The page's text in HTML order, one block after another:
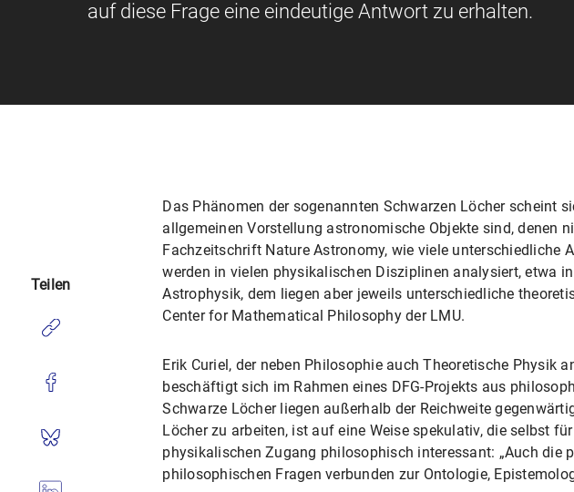
auf diese Frage eine eindeutige Antwort zu erhalten.
Das Phänomen der sogenannten Schwarzen Löcher scheint
allgemeinen Vorstellung astronomische Objekte sind, denen
Fachzeitschrift Nature Astronomy, wie viele unterschiedliche
werden in vielen physikalischen Disziplinen analysiert, etwa
Astrophysik, dem liegen aber jeweils unterschiedliche
Center for Mathematical Philosophy der LMU.
Erik Curiel, der neben Philosophie auch Theoretische Physik
beschäftigt sich im Rahmen eines DFG-Projekts aus
Schwarze Löcher liegen außerhalb der Reichweite
Löcher zu arbeiten, ist auf eine Weise spekulativ, die selbst
physikalischen Zugang philosophisch interessant: „Auch
philosophischen Fragen verbunden zur Ontologie,
Teilen